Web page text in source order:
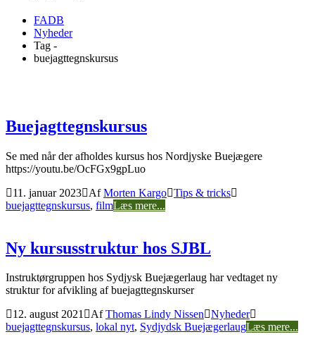
FADB
Nyheder
Tag -
buejagttegnskursus
Buejagttegnskursus
Se med når der afholdes kursus hos Nordjyske Buejægere
https://youtu.be/OcFGx9gpLuo
11. januar 2023
AfMorten Kargo Tips & tricks
buejagttegnskursus, filmLæs mere...
Ny kursusstruktur hos SJBL
Instruktørgruppen hos Sydjysk Buejægerlaug har vedtaget ny
struktur for afvikling af buejagttegnskurser
12. august 2021
AfThomas Lindy Nissen Nyheder
buejagttegnskursus, lokal nyt, Sydjydsk BuejægerlaugLæs mere...